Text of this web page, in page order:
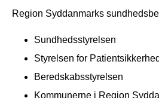
Region Syddanmarks
Sundhedsstyrelsen
Styrelsen for Patientsikkerhed
Beredskabsstyrelsen
Kommunerne i Region